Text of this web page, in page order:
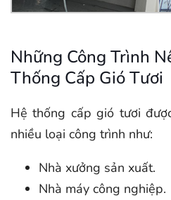
Những Công Trình
Thống Cấp Gió Tươi
Hệ thống cấp gió tươi
nhiều loại công trình như:
Nhà xưởng sản xuất.
Nhà máy công nghiệp.